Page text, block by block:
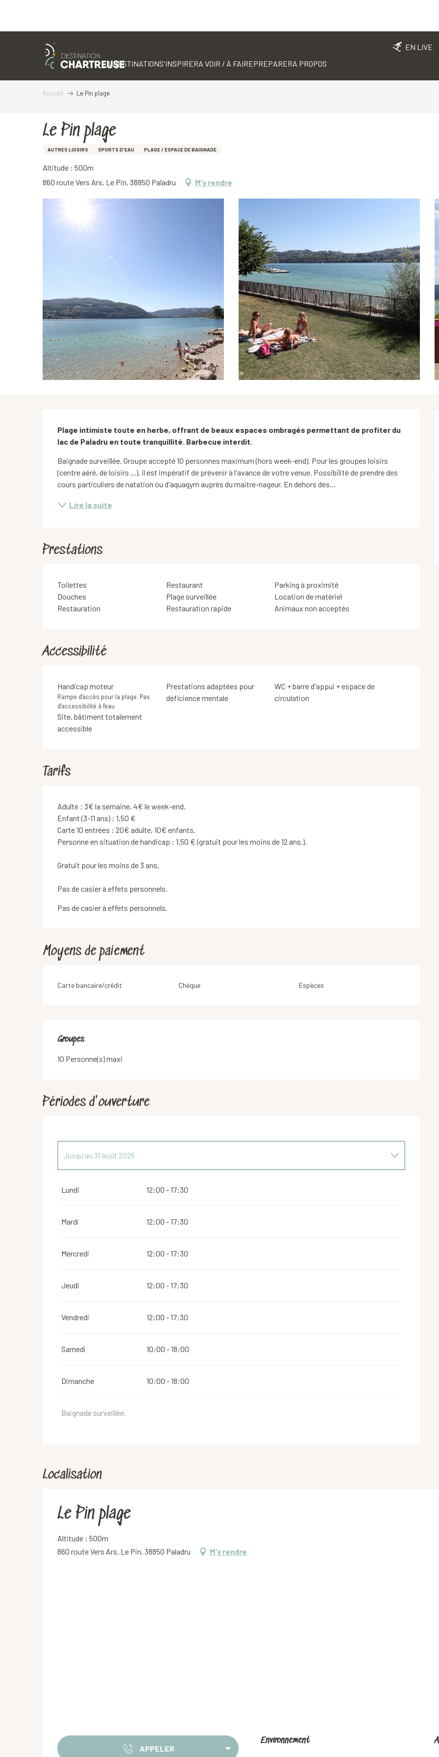
EN LIVE
LA DESTINATIONS'INSPIRERA VOIR / À FAIREPREPARERA PROPOS
Accueil Le Pin plage
Le Pin plage
AUTRES LOISIRS SPORTS D'EAU PLAGE / ESPACE DE BAIGNADE
Altitude : 500m
860 route Vers Ars, Le Pin, 38850 Paladru
M'y rendre
Description
Plage intimiste toute en herbe, offrant de beaux espaces ombragés permettant de profiter du
lac de Paladru en toute tranquillité. Barbecue interdit.
Baignade surveillée. Groupe accepté 10 personnes maximum (hors week-end). Pour les groupes loisirs
(centre aéré, de loisirs ...), il est impératif de prévenir à l'avance de votre venue. Possibilité de prendre des
cours particuliers de natation ou d'aquagym auprès du maitre-nageur. En dehors des...
Lire la suite
Prestations
Toilettes Restaurant
Parking à proximité
Douches
Plage surveillée
Location de matériel
Restauration
Restauration rapide Animaux non acceptés
Accessibilité
Handicap moteur
Rampe d'accès pour la plage. Pas
d'accessibilité à l'eau
Prestations adaptées pour
déficience mentale
WC + barre d'appui + espace de
circulation
Site, bâtiment totalement
accessible
Tarifs
Adulte : 3€ la semaine, 4€ le week-end.
Enfant (3-11 ans) : 1,50 €
Carte 10 entrées : 20€ adulte, 10€ enfants.
Personne en situation de handicap : 1,50 € (gratuit pour les moins de 12 ans.).
Gratuit pour les moins de 3 ans.
Pas de casier à effets personnels.
Pas de casier à effets personnels.
Moyens de paiement
Carte bancaire/crédit Chèque Espèces
Groupes
Groupes
10 Personne(s) maxi
Périodes d'ouverture
Jusqu'au 31 août 2026
Lundi 12:00 - 17:30
Mardi 12:00 - 17:30
Mercredi 12:00 - 17:30
Jeudi 12:00 - 17:30
Vendredi 12:00 - 17:30
Samedi 10:00 - 18:00
Dimanche 10:00 - 18:00
Baignade surveillée.
Localisation
Le Pin plage
Altitude : 500m
860 route Vers Ars, Le Pin, 38850 Paladru
M'y rendre
APPELER
Environnement
Environnement